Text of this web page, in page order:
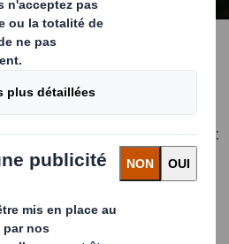
une solution utilisant
permettant de supprimer
initiative s’est révélée
et pour l’environnement :
en point de vente
plastique, ce qui rend la
du processus de recyclage
de travail en magasin